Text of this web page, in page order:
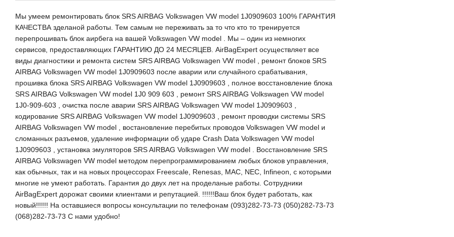
Мы умеем ремонтировать блок SRS AIRBAG Volkswagen VW model 1J0909603 100% ГАРАНТИЯ
КАЧЕСТВА зделаной работы. Тем самым не переживать за то что кто то тренируется
перепрошивать блок аирбега на вашей Volkswagen VW model . Мы – один из немногих
сервисов, предоставляющих ГАРАНТИЮ ДО 24 МЕСЯЦЕВ. AirBagExpert осуществляет все
виды диагностики и ремонта систем SRS AIRBAG Volkswagen VW model , ремонт блоков SRS
AIRBAG Volkswagen VW model 1J0909603 после аварии или случайного срабатывания,
прошивка блока SRS AIRBAG Volkswagen VW model 1J0909603 , полное восстановление блока
SRS AIRBAG Volkswagen VW model 1J0 909 603 , ремонт SRS AIRBAG Volkswagen VW model
1J0-909-603 , очистка после аварии SRS AIRBAG Volkswagen VW model 1J0909603 ,
кодирование SRS AIRBAG Volkswagen VW model 1J0909603 , ремонт проводки системы SRS
AIRBAG Volkswagen VW model , востановление перебитых проводов Volkswagen VW model и
сломанных разъемов, удаление информации об ударе Crash Data Volkswagen VW model
1J0909603 , установка эмуляторов SRS AIRBAG Volkswagen VW model . Восстановление SRS
AIRBAG Volkswagen VW model методом перепрограммированием любых блоков управления,
как обычных, так и на новых процессорах Freescale, Renesas, MAC, NEC, Infineon, с которыми
многие не умеют работать. Гарантия до двух лет на проделаные работы. Сотрудники
AirBagExpert дорожат своими клиентами и репутацией. !!!!!!Ваш блок будет работать, как
новый!!!!!! На оставшиеся вопросы консультации по телефонам (093)282-73-73 (050)282-73-73
(068)282-73-73 С нами удобно!